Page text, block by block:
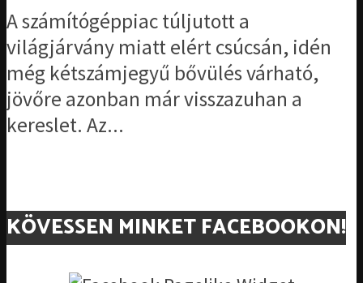
A számítógéppiac túljutott a
világjárvány miatt elért csúcsán, idén
még kétszámjegyű bővülés várható,
jövőre azonban már visszazuhan a
kereslet. Az...
KÖVESSEN MINKET FACEBOOKON!